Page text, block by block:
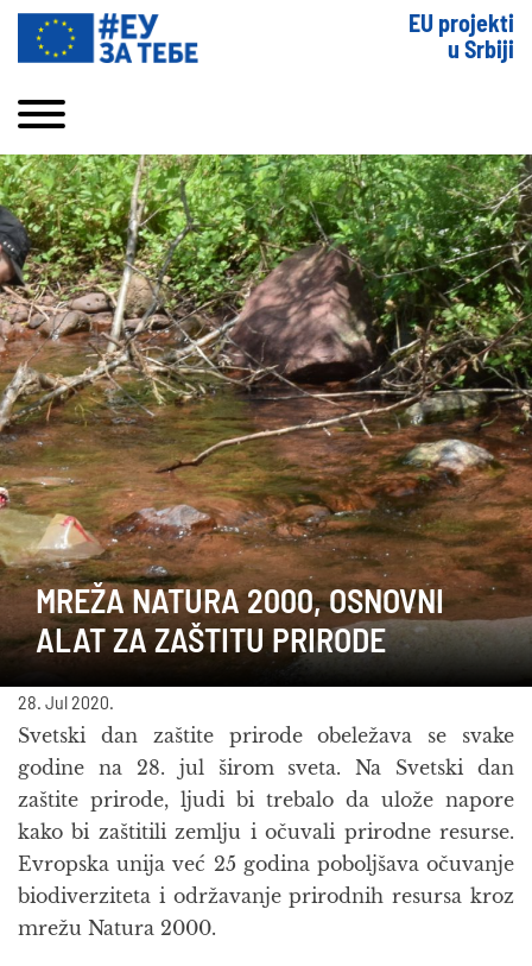
EU projekti
u Srbiji
MREŽA NATURA 2000, OSNOVNI
ALAT ZA ZAŠTITU PRIRODE
28. Jul 2020.
Svetski dan zaštite prirode obeležava se svake
godine na 28. jul širom sveta. Na Svetski dan
zaštite prirode, ljudi bi trebalo da ulože napore
kako bi zaštitili zemlju i očuvali prirodne resurse.
Evropska unija već 25 godina poboljšava očuvanje
biodiverziteta i održavanje prirodnih resursa kroz
mrežu Natura 2000.